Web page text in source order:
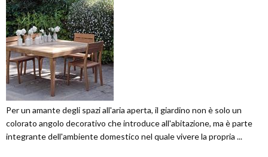
Per un amante degli spazi all'aria aperta, il giardino non è solo un
colorato angolo decorativo che introduce all'abitazione, ma è parte
integrante dell'ambiente domestico nel quale vivere la propria ...